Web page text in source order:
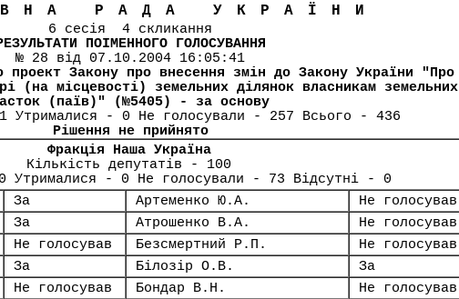
РАДА УКРАЇНИ
6 сесія 4 скликання
ПОІМЕННОГО ГОЛОСУВАННЯ
№ 28 від 07.10.2004 16:05:41
проект Закону про внесення змін до Закону України "Про
(на місцевості) земельних ділянок власникам земельних
(паїв)" (№5405) - за основу
- 0 Не голосували - 257 Всього - 436
Рішення не прийнято
Фракція Наша Україна
Кількість депутатів - 100
- 0 Не голосували - 73 Відсутні - 0
За Артеменко Ю.А.
Не голосував
За Атрошенко В.А.
Не голосував
Не голосував Безсмертний Р.П.
Не голосував
За Білозір О.В.
За
Не голосував Бондар В.Н.
Не голосував